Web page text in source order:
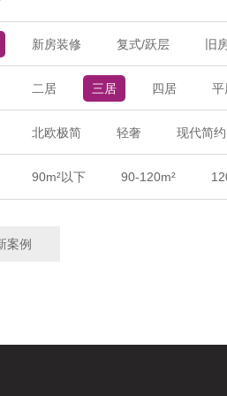
新房装修 复式/跃层 旧
二居 三居 四居 平
北欧极简 轻奢 现代简约
90m²以下 90-120m²
案例